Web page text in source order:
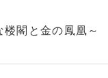
閣と金の鳳凰～